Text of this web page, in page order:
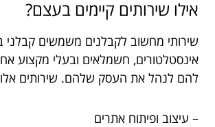
אילו שירותים קיימים בעצם?
שירותי מחשוב לקבלנים משמשים קבלני
אינסטלטורים, חשמלאים ובעלי מקצוע
להם לנהל את העסק שלהם. שירותים אלו
– עיצוב ופיתוח אתרים